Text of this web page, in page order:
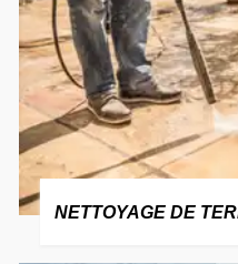
NETTOYAGE DE